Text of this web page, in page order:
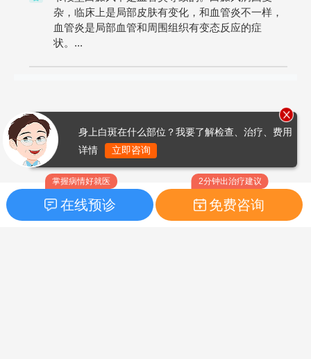
杂，临床上是局部皮肤有变化，和血管炎不一样，
血管炎是局部血管和周围组织有变态反应的症
状。...
掌握病情好就医
在线预诊
2分钟出治疗建议
免费咨询
身上白斑在什么部位？我要了解检查、治疗、费用
详情
立即咨询